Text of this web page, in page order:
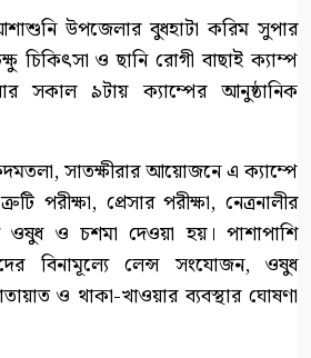
উপজেলার বুধহাটা করিম সুপার
চিকিৎসা ও ছানি রোগী বাছাই ক্যাম্প
সকাল ৯টায় ক্যাম্পের আনুষ্ঠানিক
সাতক্ষীরার আয়োজনে এ ক্যাম্পে
পরীক্ষা, প্রেসার পরীক্ষা, নেত্রনালীর
ওষুধ ও চশমা দেওয়া হয়। পাশাপাশি
বিনামূল্যে লেন্স সংযোজন, ওষুধ
ও থাকা-খাওয়ার ব্যবস্থার ঘোষণা